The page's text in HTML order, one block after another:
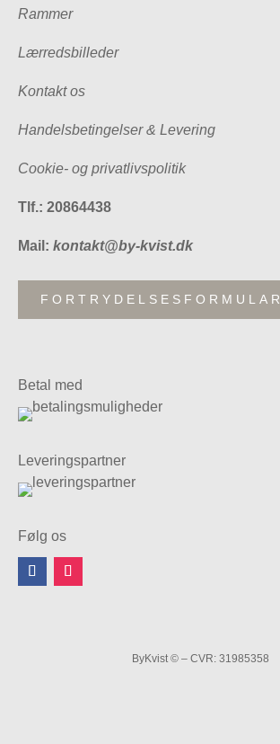
Rammer
Lærredsbilleder
Kontakt os
Handelsbetingelser & Levering
Cookie- og privatlivspolitik
Tlf.: 20864438
Mail: kontakt@by-kvist.dk
FORTRYDELSESFORMULAR
Betal med
Leveringspartner
Følg os
ByKvist © – CVR: 31985358